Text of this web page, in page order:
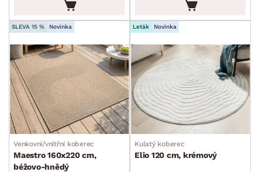
SLEVA 15 % Novinka
Venkovní/vnitřní koberec
Maestro 160x220 cm,
béžovo-hnědý
Leták Novinka
Kulatý koberec
Elio 120 cm, krémový